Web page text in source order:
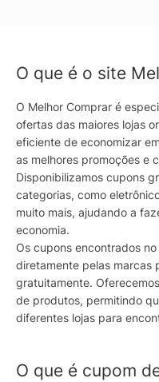
O que é o site
O Melhor Comprar é
ofertas das maiores lojas
eficiente de economizar
as melhores promoções e
Disponibilizamos cupons
categorias, como
muito mais, ajudando a
economia.
Os cupons encontrados
diretamente pelas marcas
gratuitamente.
de produtos, permitindo
diferentes lojas para
O que é cupom